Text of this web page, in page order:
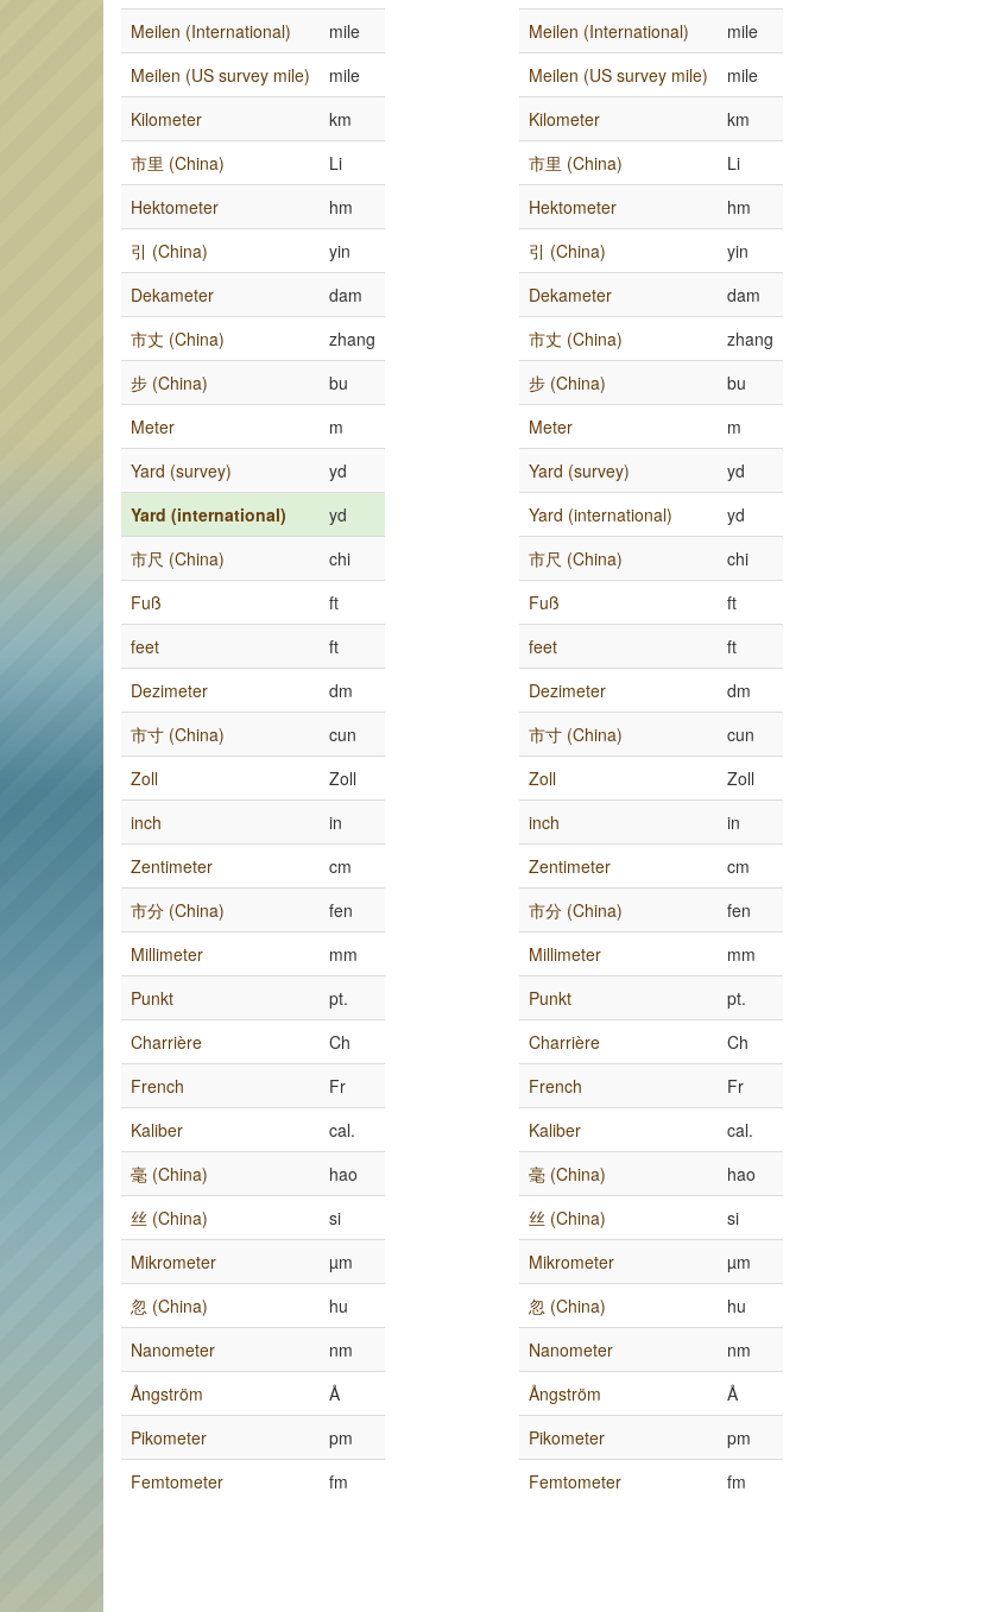
Meilen (International)
mile
Meilen (US survey mile)
mile
Kilometer
km
市里 (China)
Li
Hektometer
hm
引 (China)
yin
Dekameter
dam
市丈 (China)
zhang
步 (China)
bu
Meter
m
Yard (survey)
yd
Yard (international)
yd
市尺 (China)
chi
Fuß
ft
feet
ft
Dezimeter
dm
市寸 (China)
cun
Zoll
Zoll
inch
in
Zentimeter
cm
市分 (China)
fen
Millimeter
mm
Punkt
pt.
Charrière
Ch
French
Fr
Kaliber
cal.
毫 (China)
hao
丝 (China)
si
Mikrometer
µm
忽 (China)
hu
Nanometer
nm
Ångström
Å
Pikometer
pm
Femtometer
fm
Meilen (International)
mile
Meilen (US survey mile)
mile
Kilometer
km
市里 (China)
Li
Hektometer
hm
引 (China)
yin
Dekameter
dam
市丈 (China)
zhang
步 (China)
bu
Meter
m
Yard (survey)
yd
Yard (international)
yd
市尺 (China)
chi
Fuß
ft
feet
ft
Dezimeter
dm
市寸 (China)
cun
Zoll
Zoll
inch
in
Zentimeter
cm
市分 (China)
fen
Millimeter
mm
Punkt
pt.
Charrière
Ch
French
Fr
Kaliber
cal.
毫 (China)
hao
丝 (China)
si
Mikrometer
µm
忽 (China)
hu
Nanometer
nm
Ångström
Å
Pikometer
pm
Femtometer
fm